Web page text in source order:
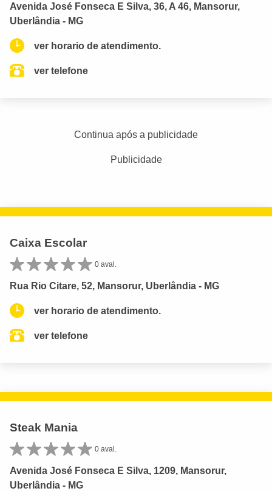
Avenida José Fonseca E Silva, 36, A 46, Mansorur,
Uberlândia - MG
ver horario de atendimento.
ver telefone
Continua após a publicidade
Publicidade
Caixa Escolar
0 aval.
Rua Rio Citare, 52, Mansorur, Uberlândia - MG
ver horario de atendimento.
ver telefone
Steak Mania
0 aval.
Avenida José Fonseca E Silva, 1209, Mansorur,
Uberlândia - MG